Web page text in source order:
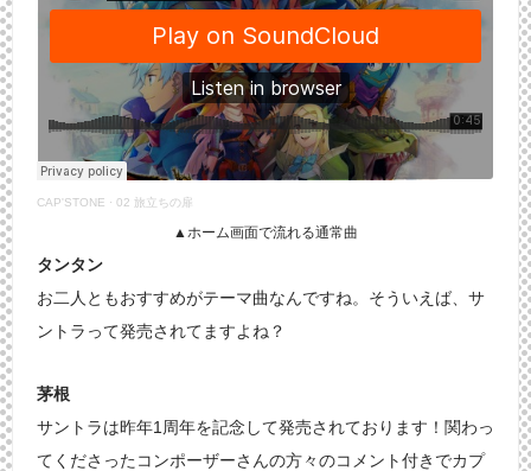
CAP'STONE · 02 旅立ちの扉
▲ホーム画面で流れる通常曲
タンタン
お二人ともおすすめがテーマ曲なんですね。そういえば、サ
ントラって発売されてますよね？
茅根
サントラは昨年1周年を記念して発売されております！関わっ
てくださったコンポーザーさんの方々のコメント付きでカプ